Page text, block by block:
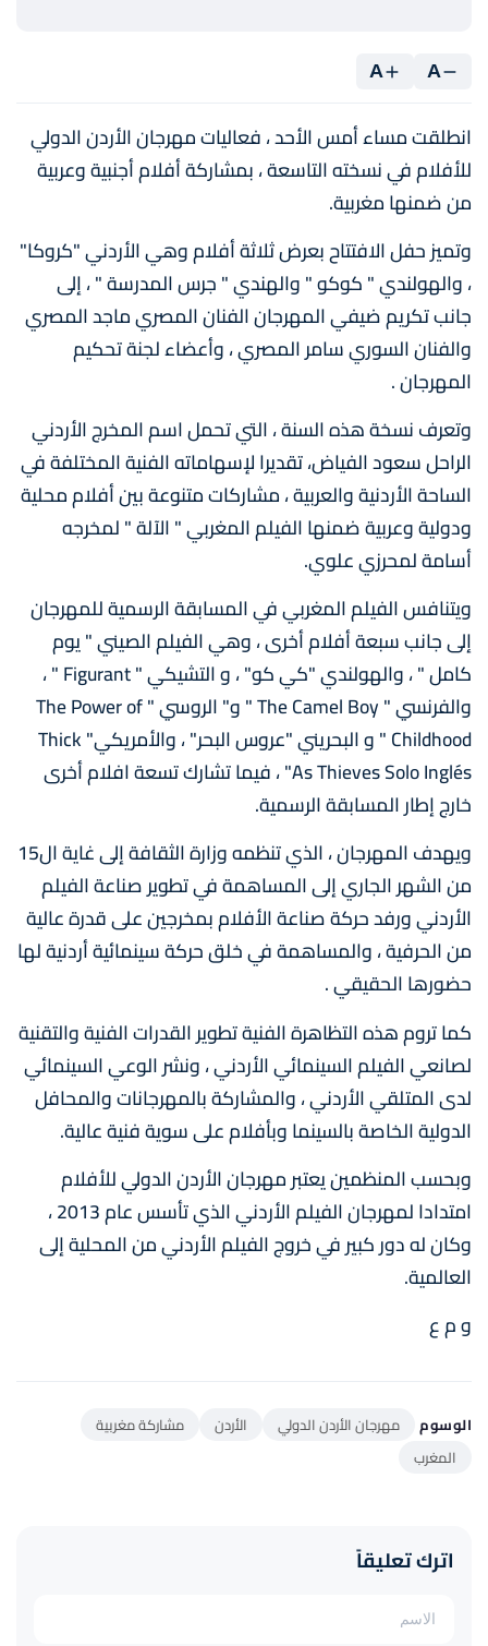
A
A
انطلقت مساء أمس الأحد ، فعاليات مهرجان الأردن الدولي
للأفلام في نسخته التاسعة ، بمشاركة أفلام أجنبية وعربية
من ضمنها مغربية.
وتميز حفل الافتتاح بعرض ثلاثة أفلام وهي الأردني "كروكا"
، والهولندي " كوكو " والهندي " جرس المدرسة " ، إلى
جانب تكريم ضيفي المهرجان الفنان المصري ماجد المصري
والفنان السوري سامر المصري ، وأعضاء لجنة تحكيم
المهرجان .
وتعرف نسخة هذه السنة ، التي تحمل اسم المخرج الأردني
الراحل سعود الفياض، تقديرا لإسهاماته الفنية المختلفة في
الساحة الأردنية والعربية ، مشاركات متنوعة بين أفلام محلية
ودولية وعربية ضمنها الفيلم المغربي " الآلة " لمخرجه
أسامة لمحرزي علوي.
ويتنافس الفيلم المغربي في المسابقة الرسمية للمهرجان
إلى جانب سبعة أفلام أخرى ، وهي الفيلم الصيني " يوم
كامل " ، والهولندي "كي كو" ، و التشيكي " Figurant " ،
والفرنسي " The Camel Boy " و" الروسي " The Power of
Childhood " و البحريني "عروس البحر" ، والأمريكي" Thick
As Thieves Solo Inglés" ، فيما تشارك تسعة افلام أخرى
خارج إطار المسابقة الرسمية.
ويهدف المهرجان ، الذي تنظمه وزارة الثقافة إلى غاية ال15
من الشهر الجاري إلى المساهمة في تطوير صناعة الفيلم
الأردني ورفد حركة صناعة الأفلام بمخرجين على قدرة عالية
من الحرفية ، والمساهمة في خلق حركة سينمائية أردنية لها
حضورها الحقيقي .
كما تروم هذه التظاهرة الفنية تطوير القدرات الفنية والتقنية
لصانعي الفيلم السينمائي الأردني ، ونشر الوعي السينمائي
لدى المتلقي الأردني ، والمشاركة بالمهرجانات والمحافل
الدولية الخاصة بالسينما وبأفلام على سوية فنية عالية.
وبحسب المنظمين يعتبر مهرجان الأردن الدولي للأفلام
امتدادا لمهرجان الفيلم الأردني الذي تأسس عام 2013 ،
وكان له دور كبير في خروج الفيلم الأردني من المحلية إلى
العالمية.
و م ع
الوسوم مهرجان الأردن الدولي الأردن
مشاركة مغربية
المغرب
اترك تعليقاً